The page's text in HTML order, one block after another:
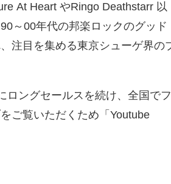
At Heart やRingo Deathstarr 以
～00年代の邦楽ロックのグッド
注目を集める東京シューゲ界の
ロングセールスを続け、全国で
ご覧いただくため「Youtube